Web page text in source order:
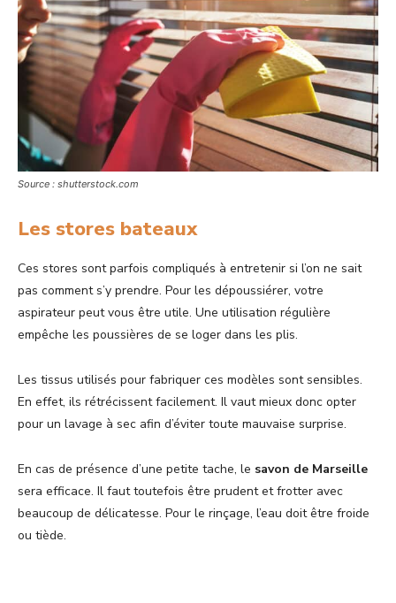
Source : shutterstock.com
Les stores bateaux
Ces stores sont parfois compliqués à entretenir si l’on ne sait
pas comment s’y prendre. Pour les dépoussiérer, votre
aspirateur peut vous être utile. Une utilisation régulière
empêche les poussières de se loger dans les plis.
Les tissus utilisés pour fabriquer ces modèles sont sensibles.
En effet, ils rétrécissent facilement. Il vaut mieux donc opter
pour un lavage à sec afin d’éviter toute mauvaise surprise.
En cas de présence d’une petite tache, le savon de Marseille
sera efficace. Il faut toutefois être prudent et frotter avec
beaucoup de délicatesse. Pour le rinçage, l’eau doit être froide
ou tiède.